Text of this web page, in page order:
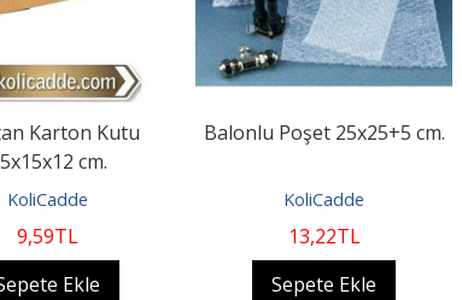
Karton Kutu
cm.
KoliCadde
9,59TL
Ekle
Balonlu Poşet 25x25+5 cm.
KoliCadde
13,22TL
Sepete Ekle